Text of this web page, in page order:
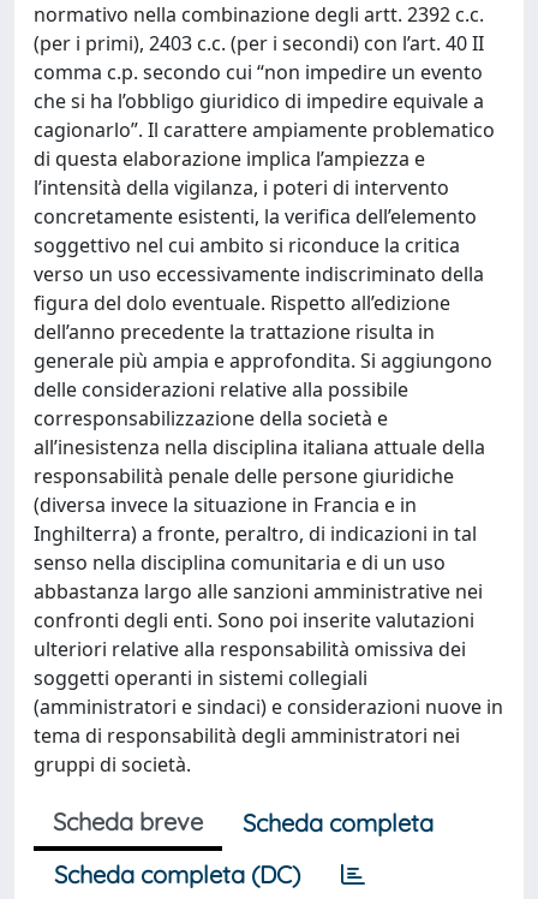
normativo nella combinazione degli artt. 2392 c.c.
(per i primi), 2403 c.c. (per i secondi) con l’art. 40 II
comma c.p. secondo cui “non impedire un evento
che si ha l’obbligo giuridico di impedire equivale a
cagionarlo”. Il carattere ampiamente problematico
di questa elaborazione implica l’ampiezza e
l’intensità della vigilanza, i poteri di intervento
concretamente esistenti, la verifica dell’elemento
soggettivo nel cui ambito si riconduce la critica
verso un uso eccessivamente indiscriminato della
figura del dolo eventuale. Rispetto all’edizione
dell’anno precedente la trattazione risulta in
generale più ampia e approfondita. Si aggiungono
delle considerazioni relative alla possibile
corresponsabilizzazione della società e
all’inesistenza nella disciplina italiana attuale della
responsabilità penale delle persone giuridiche
(diversa invece la situazione in Francia e in
Inghilterra) a fronte, peraltro, di indicazioni in tal
senso nella disciplina comunitaria e di un uso
abbastanza largo alle sanzioni amministrative nei
confronti degli enti. Sono poi inserite valutazioni
ulteriori relative alla responsabilità omissiva dei
soggetti operanti in sistemi collegiali
(amministratori e sindaci) e considerazioni nuove in
tema di responsabilità degli amministratori nei
gruppi di società.
Scheda breve
Scheda completa
Scheda completa (DC)